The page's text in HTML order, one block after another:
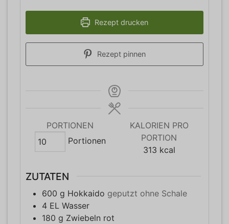
Rezept drucken
Rezept pinnen
PORTIONEN
Portionen
KALORIEN PRO
PORTION
313 kcal
ZUTATEN
600 g Hokkaido geputzt ohne Schale
4 EL Wasser
180 g Zwiebeln rot